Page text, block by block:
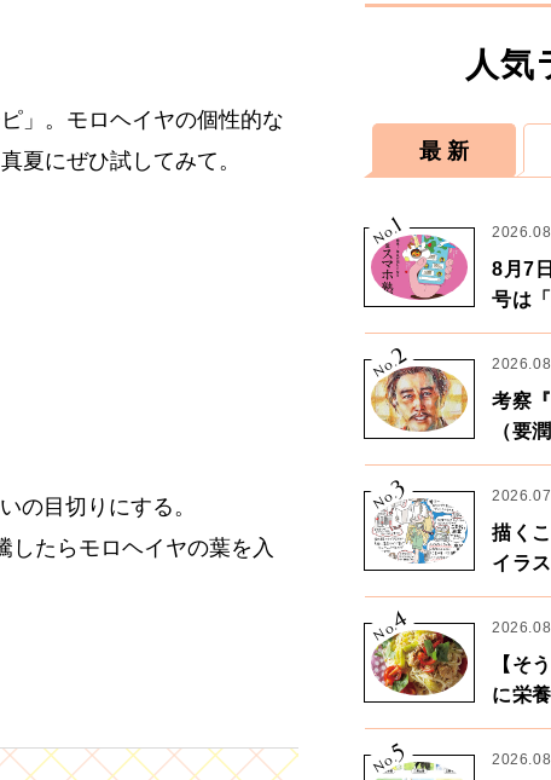
」。モロヘイヤの個性的な
夏にぜひ試してみて。
の目切りにする。
たらモロヘイヤの葉を入
人気
最 新
No.
1
8月7
号は
No.2
考察
（要
す。
No.
3
描く
イラ
ん×漫
No.
4
【そ
に栄
ワー麺
No.
5